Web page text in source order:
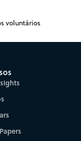
voluntários